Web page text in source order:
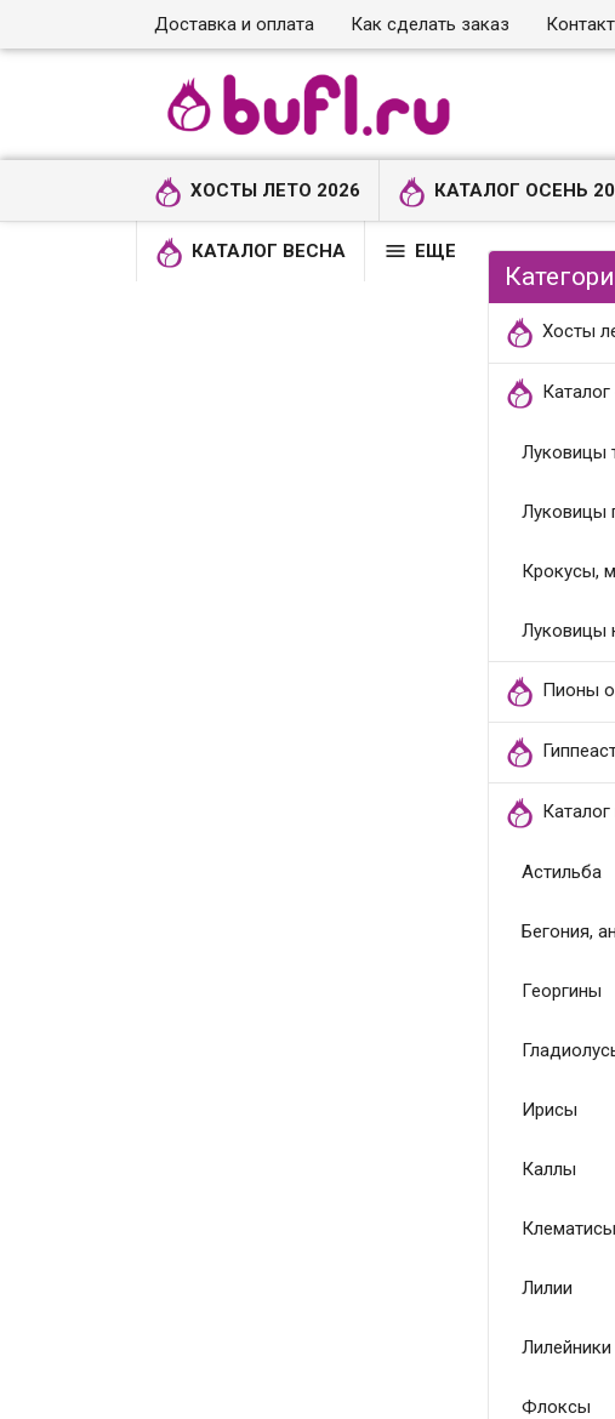
Доставка и оплата Как сделать заказ
ХОСТЫ ЛЕТО 2026 КАТАЛОГ ОСЕНЬ
КАТАЛОГ ВЕСНА  ЕЩЕ
Хосты
Луковицы
Луковицы
Крокусы,
Луковицы
Пионы
Астильба
Бегония,
Георгины
Ирисы
Каллы
Клематисы
Лилии
Лилейники
Флоксы